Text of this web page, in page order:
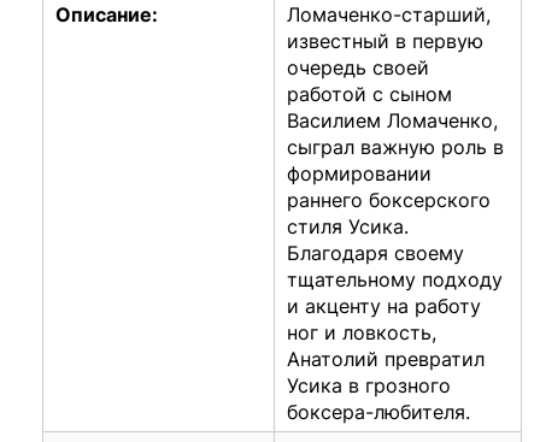
Описание:
Ломаченко-старший,
известный в первую
очередь своей
работой с сыном
Василием Ломаченко,
сыграл важную роль в
формировании
раннего боксерского
стиля Усика.
Благодаря своему
тщательному подходу
и акценту на работу
ног и ловкость,
Анатолий превратил
Усика в грозного
боксера-любителя.